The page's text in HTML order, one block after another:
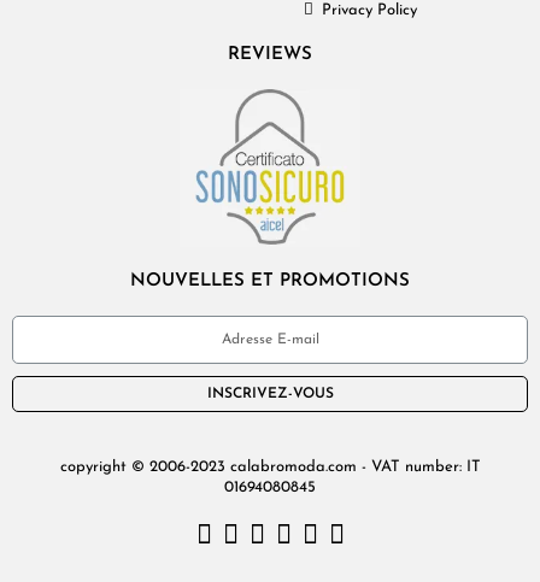
Privacy Policy
REVIEWS
NOUVELLES ET PROMOTIONS
INSCRIVEZ-VOUS
copyright © 2006-2023 calabromoda.com - VAT number: IT
01694080845